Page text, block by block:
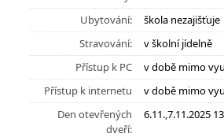
Ubytování:
škola nezajišťuje
Stravování:
v školní jídelně
Přístup k PC
v době mimo
Přístup k internetu
v době mimo
Den otevřených
dveří:
6.11.,7.11.2025